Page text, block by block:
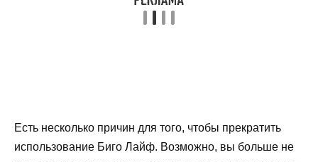
Есть несколько причин для того, чтобы прекратить
использование Биго Лайф. Возможно, вы больше не